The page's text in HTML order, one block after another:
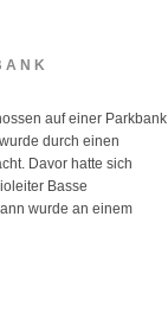
auf einer Parkbank
durch einen
Davor hatte sich
Basse
wurde an einem